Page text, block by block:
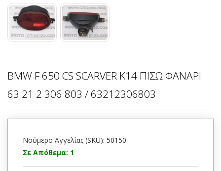
BMW F 650 CS SCARVER K14 ΠΙΣΩ ΦΑΝΑΡΙ
63 21 2 306 803 / 63212306803
Νούμερο Αγγελίας (SKU): 50150
Σε Απόθεμα: 1